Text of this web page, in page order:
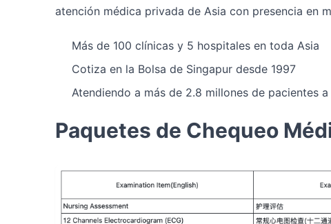
atención médica privada de Asia con presencia en
Más de 100 clínicas y 5 hospitales en toda Asia
Cotiza en la Bolsa de Singapur desde 1997
Atendiendo a más de 2.8 millones de pacientes
Paquetes de Chequeo